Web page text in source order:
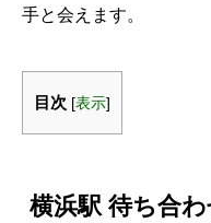
手と会えます。
目次 [表示]
横浜駅 待ち合